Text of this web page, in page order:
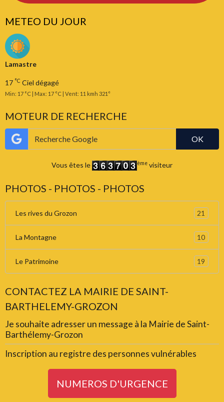
METEO DU JOUR
Lamastre
17 °C Ciel dégagé
Min: 17 °C | Max: 17 °C | Vent: 11 kmh 321°
MOTEUR DE RECHERCHE
OK
Vous êtes le ème visiteur
PHOTOS - PHOTOS - PHOTOS
Les rives du Grozon 21
La Montagne 10
Le Patrimoine 19
CONTACTEZ LA MAIRIE DE SAINT-
BARTHELEMY-GROZON
Je souhaite adresser un message à la Mairie de Saint-
Barthélemy-Grozon
Inscription au registre des personnes vulnérables
NUMEROS D'URGENCE